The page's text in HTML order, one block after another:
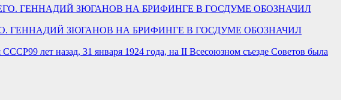
ГЕННАДИЙ ЗЮГАНОВ НА БРИФИНГЕ В ГОСДУМЕ ОБОЗНАЧИЛ
99 лет назад, 31 января 1924 года, на II Всесоюзном съезде Советов была